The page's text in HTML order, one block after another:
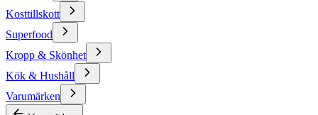
Kosttillskott
Superfood
Kropp & Skönhet
Kök & Hushåll
Varumärken